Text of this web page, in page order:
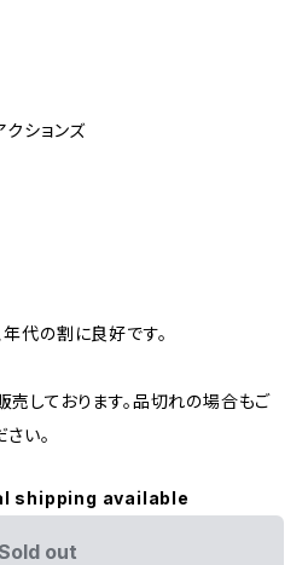
クションズ
代の割に良好です。
しております。品切れの場合もご
い。
shipping available
out